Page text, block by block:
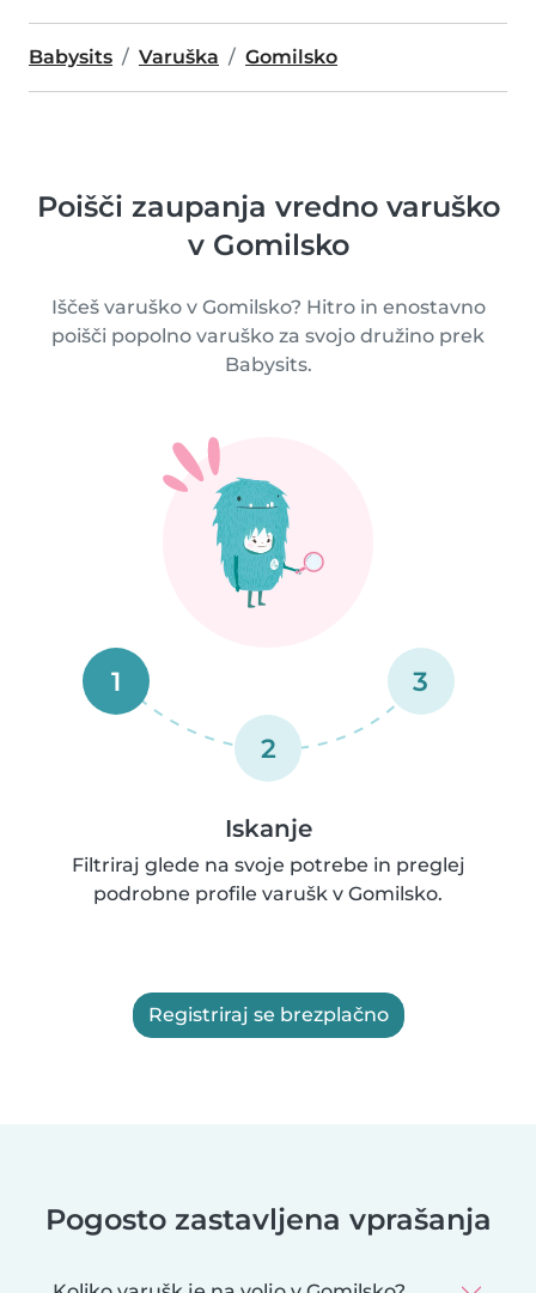
Babysits Varuška Gomilsko
Poišči zaupanja vredno varuško
v Gomilsko
Iščeš varuško v Gomilsko? Hitro in enostavno
poišči popolno varuško za svojo družino prek
Babysits.
1
2
3
Iskanje
Filtriraj glede na svoje potrebe in preglej
podrobne profile varušk v Gomilsko.
Registriraj se brezplačno
Pogosto zastavljena vprašanja